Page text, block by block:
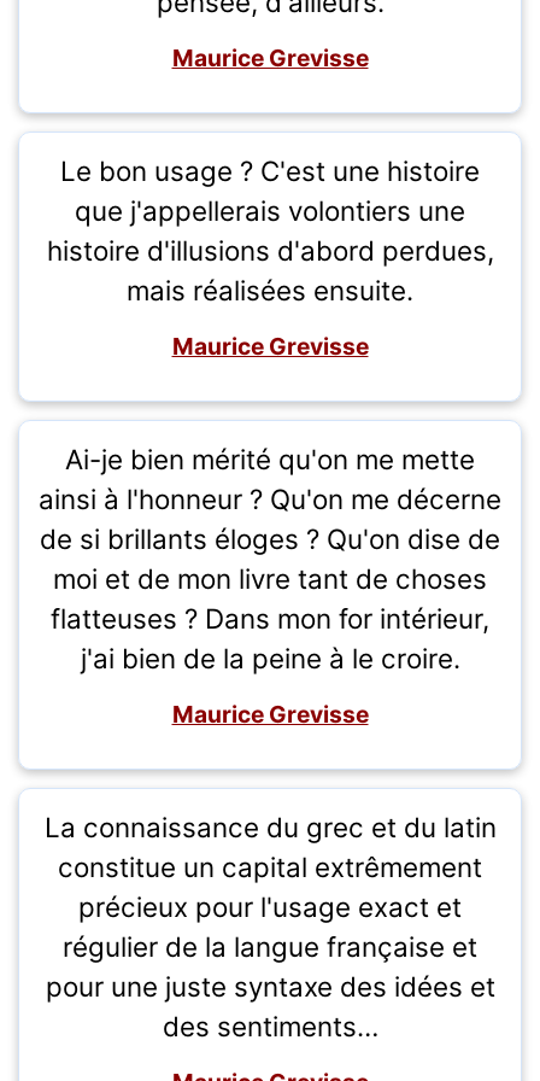
Maurice Grevisse
Le bon usage ? C'est une histoire
que j'appellerais volontiers une
histoire d'illusions d'abord perdues,
mais réalisées ensuite.
Maurice Grevisse
Ai-je bien mérité qu'on me mette
ainsi à l'honneur ? Qu'on me décerne
de si brillants éloges ? Qu'on dise de
moi et de mon livre tant de choses
flatteuses ? Dans mon for intérieur,
j'ai bien de la peine à le croire.
Maurice Grevisse
La connaissance du grec et du latin
constitue un capital extrêmement
précieux pour l'usage exact et
régulier de la langue française et
pour une juste syntaxe des idées et
des sentiments…